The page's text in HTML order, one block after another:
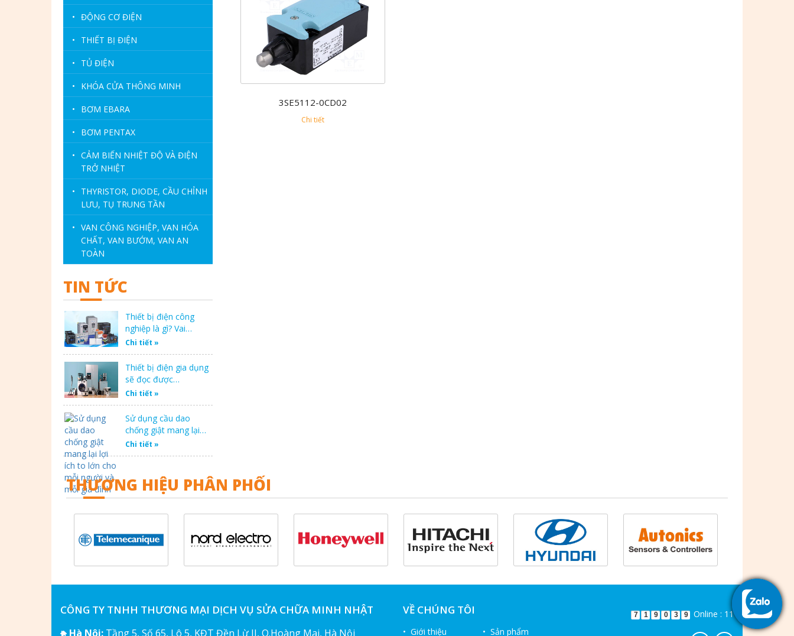
• ĐỘNG CƠ ĐIỆN
• THIẾT BỊ ĐIỆN
• TỦ ĐIỆN
• KHÓA CỬA THÔNG MINH
• BƠM EBARA
• BƠM PENTAX
• CẢM BIẾN NHIỆT ĐỘ VÀ ĐIỆN
TRỞ NHIỆT
•
THYRISTOR, DIODE, CẦU CHỈNH
LƯU, TỤ TRUNG TẦN
• VAN CÔNG NGHIỆP, VAN HÓA
CHẤT, VAN BƯỚM, VAN AN
TOÀN
TIN TỨC
Thiết bị điện công
nghiệp là gì? Vai…
Chi tiết »
Thiết bị điện gia dụng
sẽ đọc được…
Chi tiết »
Sử dụng cầu dao
chống giật mang lại…
Chi tiết »
3SE5112-0CD02
Chi tiết
THƯƠNG HIỆU PHÂN PHỐI
CÔNG TY TNHH THƯƠNG MẠI DỊCH VỤ SỬA CHỮA MINH NHẬT
Hà Nội: Tầng 5, Số 65, Lô 5, KĐT Đền Lừ II, Q.Hoàng Mai, Hà Nội
VỀ CHÚNG TÔI
• Giới thiệu • Sản phẩm
7 1 9 0 3 9 Online : 11